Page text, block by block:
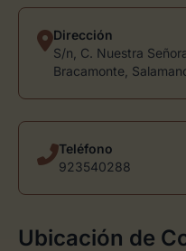
Dirección
S/n, C. Nuestra
Bracamonte,
Teléfono
923540288
Ubicación de